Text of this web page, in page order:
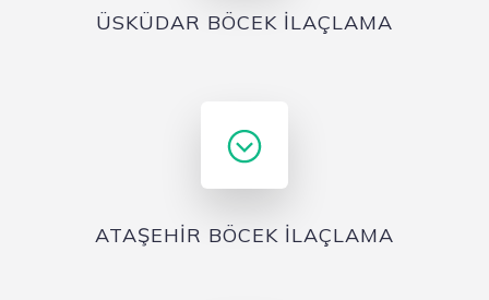
ÜSKÜDAR BÖCEK İLAÇLAMA
ATAŞEHIR BÖCEK İLAÇLAMA